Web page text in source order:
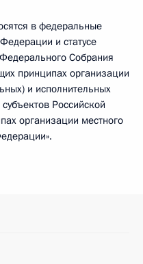
в федеральные
и статусе
Собрания
принципах организации
и исполнительных
Российской
организации местного